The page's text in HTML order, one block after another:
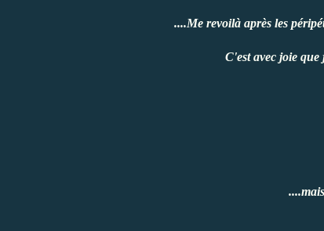
....Me revoilà après les
C'est avec joie